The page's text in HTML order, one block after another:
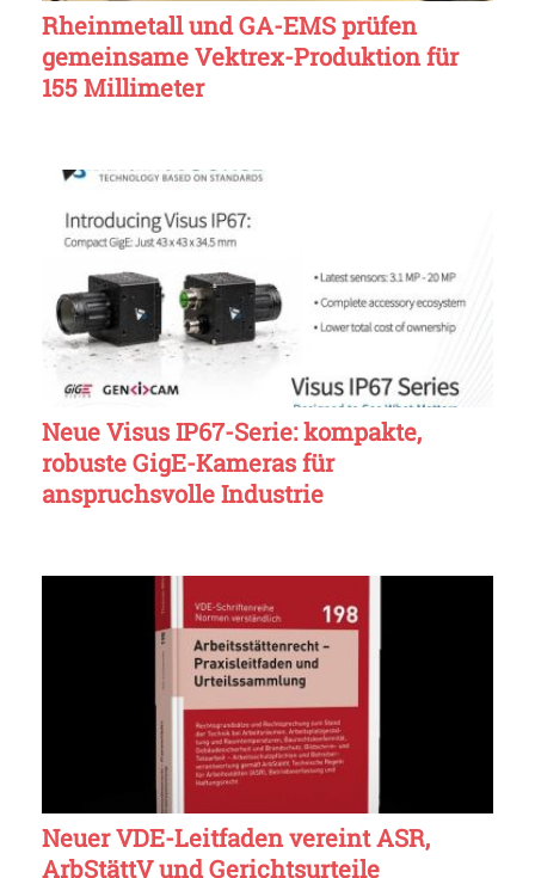
Rheinmetall und GA-EMS prüfen
gemeinsame Vektrex-Produktion für
155 Millimeter
Neue Visus IP67-Serie: kompakte,
robuste GigE-Kameras für
anspruchsvolle Industrie
Neuer VDE-Leitfaden vereint ASR,
ArbStättV und Gerichtsurteile